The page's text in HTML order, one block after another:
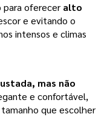
para oferecer alto
e evitando o
intensos e climas
mas não
e confortável,
que escolher